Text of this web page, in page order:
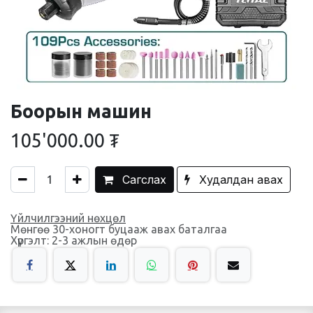
Боорын машин
105'000.00 ₮
Сагслах Худалдан авах
Үйлчилгээний нөхцөл
Мөнгөө 30-хоногт буцааж авах баталгаа
Хүргэлт: 2-3 ажлын өдөр